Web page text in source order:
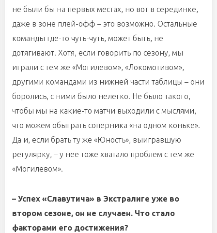
не были бы на первых местах, но вот в серединке,
даже в зоне плей-офф – это возможно. Остальные
команды где-то чуть-чуть, может быть, не
дотягивают. Хотя, если говорить по сезону, мы
играли с тем же «Могилевом», «Локомотивом»,
другими командами из нижней части таблицы – они
боролись, с ними было нелегко. Не было такого,
чтобы мы на какие-то матчи выходили с мыслями,
что можем обыграть соперника «на одном коньке».
Да и, если брать ту же «Юность», выигравшую
регулярку, – у нее тоже хватало проблем с тем же
«Могилевом».
– Успех «Славутича» в Экстралиге уже во
втором сезоне, он не случаен. Что стало
факторами его достижения?